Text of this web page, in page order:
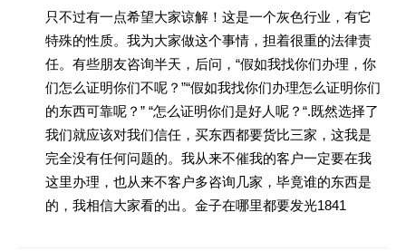
只不过有一点希望大家谅解！这是一个灰色行业，有它
特殊的性质。我为大家做这个事情，担着很重的法律责
任。有些朋友咨询半天，后问，“假如我找你们办理，你
们怎么证明你们不呢？”“假如我找你们办理怎么证明你们
的东西可靠呢？” “怎么证明你们是好人呢？“.既然选择了
我们就应该对我们信任，买东西都要货比三家，这我是
完全没有任何问题的。我从来不催我的客户一定要在我
这里办理，也从来不客户多咨询几家，毕竟谁的东西是
的，我相信大家看的出。金子在哪里都要发光1841